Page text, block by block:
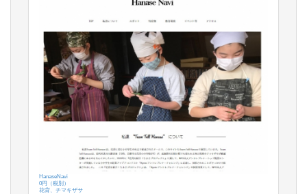
HanaseNavi
0円（税別）
花背、チマキザサ